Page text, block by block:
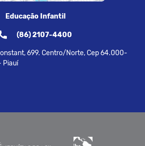
Educação Infantil
(86) 2107-4400
699. Centro/Norte, Cep 64.000-
Piauí